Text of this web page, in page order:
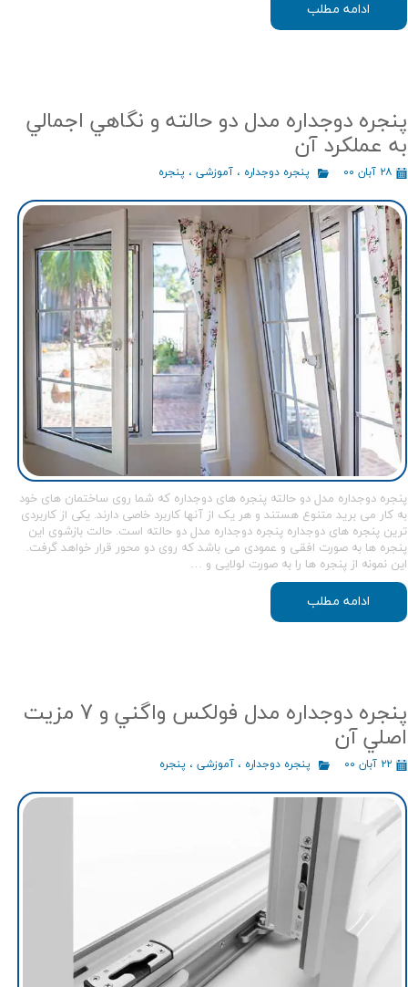
ادامه مطلب
پنجره دوجداره مدل دو حالته و نگاهي اجمالي
به عملكرد آن
۲۸ آبان ۰۰ پنجره دوجداره ، آموزشی ، پنجره
پنجره دوجداره مدل دو حالته پنجره های دوجداره که شما روی ساختمان های خود
به کار می بريد متنوع هستند و هر یک از آنها کاربرد خاصی دارند. یکی از کاربردی
ترین پنجره های دوجداره پنجره دوجداره مدل دو حالته است. حالت بازشوی این
پنجره ها به صورت افقی و عمودی می باشد که روی دو محور قرار خواهد گرفت.
این نمونه از پنجره ها را به صورت لولایی و …
ادامه مطلب
پنجره دوجداره مدل فولكس واگني و 7 مزيت
اصلي آن
۲۲ آبان ۰۰ پنجره دوجداره ، آموزشی ، پنجره